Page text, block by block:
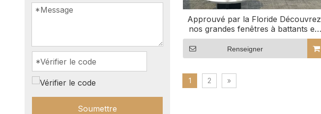
Soumettre
Approuvé par la Floride Découvrez
nos grandes fenêtres à battants en
aluminium de vente chaude
Renseigner
1 2 »